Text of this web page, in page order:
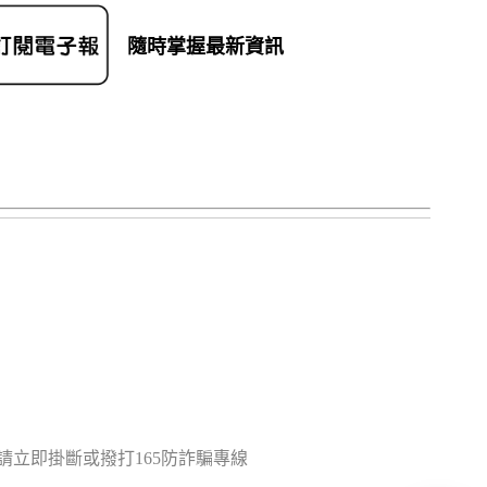
隨時掌握最新資訊
立即掛斷或撥打165防詐騙專線